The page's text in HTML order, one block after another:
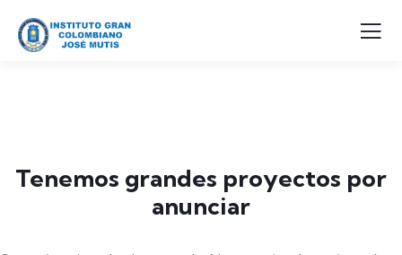
Tenemos grandes proyectos por
anunciar